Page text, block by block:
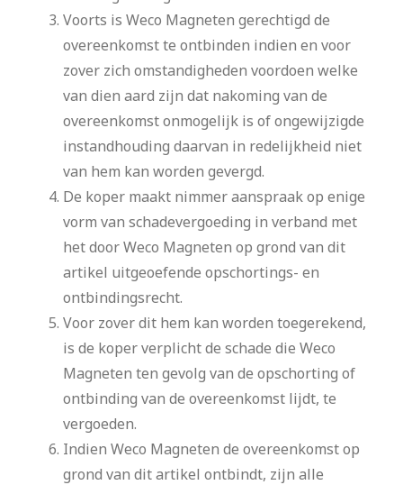
Voorts is Weco Magneten gerechtigd de
overeenkomst te ontbinden indien en voor
zover zich omstandigheden voordoen welke
van dien aard zijn dat nakoming van de
overeenkomst onmogelijk is of ongewijzigde
instandhouding daarvan in redelijkheid niet
van hem kan worden gevergd.
De koper maakt nimmer aanspraak op enige
vorm van schadevergoeding in verband met
het door Weco Magneten op grond van dit
artikel uitgeoefende opschortings- en
ontbindingsrecht.
Voor zover dit hem kan worden toegerekend,
is de koper verplicht de schade die Weco
Magneten ten gevolg van de opschorting of
ontbinding van de overeenkomst lijdt, te
vergoeden.
Indien Weco Magneten de overeenkomst op
grond van dit artikel ontbindt, zijn alle